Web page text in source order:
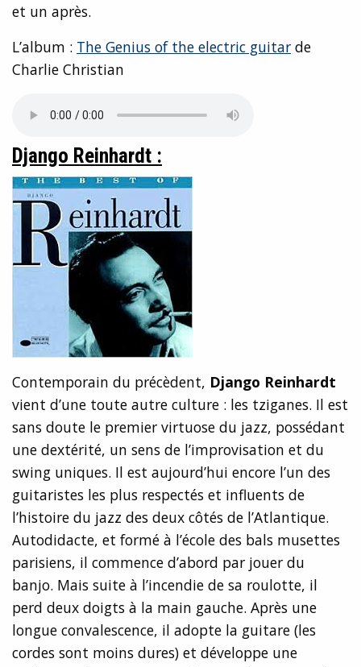
et un après.
L’album : The Genius of the electric guitar de
Charlie Christian
Django Reinhardt :
Contemporain du précèdent, Django Reinhardt
vient d’une toute autre culture : les tziganes. Il est
sans doute le premier virtuose du jazz, possédant
une dextérité, un sens de l’improvisation et du
swing uniques. Il est aujourd’hui encore l’un des
guitaristes les plus respectés et influents de
l’histoire du jazz des deux côtés de l’Atlantique.
Autodidacte, et formé à l’école des bals musettes
parisiens, il commence d’abord par jouer du
banjo. Mais suite à l’incendie de sa roulotte, il
perd deux doigts à la main gauche. Après une
longue convalescence, il adopte la guitare (les
cordes sont moins dures) et développe une